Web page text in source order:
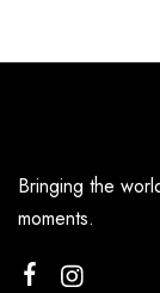
Bringing the
moments.